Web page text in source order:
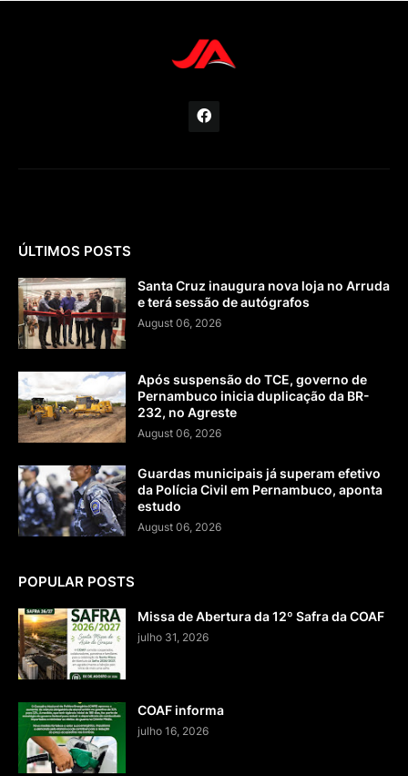
ÚLTIMOS POSTS
Santa Cruz inaugura nova loja no Arruda
e terá sessão de autógrafos
August 06, 2026
Após suspensão do TCE, governo de
Pernambuco inicia duplicação da BR-
232, no Agreste
August 06, 2026
Guardas municipais já superam efetivo
da Polícia Civil em Pernambuco, aponta
estudo
August 06, 2026
POPULAR POSTS
Missa de Abertura da 12º Safra da COAF
julho 31, 2026
COAF informa
julho 16, 2026